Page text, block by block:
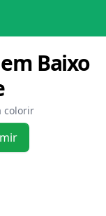
Baixo
colorir